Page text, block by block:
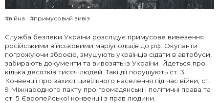
#війна #примусовий вивіз
Служба безпеки України розслідує примусове вивезення
російськими військовими маріупольців до рф. Окупанти
погрожуючи зброєю, змушують українців сідати в автобуси,
забирають документи та вивозять із України. Йдеться про
кілька десятків тисяч людей. Такі дії порушують ст. 3
Конвенції про захист цивільного населення під час війни, ст.
9 Міжнародного пакту про громадянські і політичні права та
ст. 5 Європейської конвенції з прав людини.